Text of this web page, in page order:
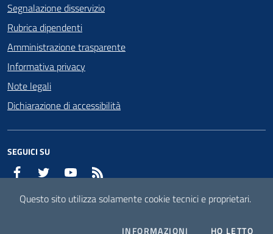
Segnalazione disservizio
Rubrica dipendenti
Amministrazione trasparente
Informativa privacy
Note legali
Dichiarazione di accessibilità
SEGUICI SU
Facebook Twitter YouTube
Questo sito utilizza solamente cookie tecnici e proprietari.
INFORMAZIONI COOKIESHO LETTO